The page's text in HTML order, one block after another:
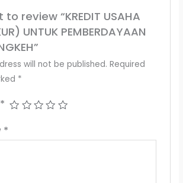
review “KREDIT USAHA
UNTUK PEMBERDAYAAN
will not be published. Required
*
*
*